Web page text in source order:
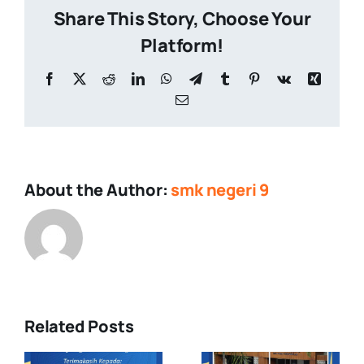
Share This Story, Choose Your
Platform!
Facebook
X RedditLinkedInWhatsApp
TelegramTumblr Pinterest
Vk
Xing
Email
About the Author: smk negeri 9
Related Posts
Upacara
Pengibaran